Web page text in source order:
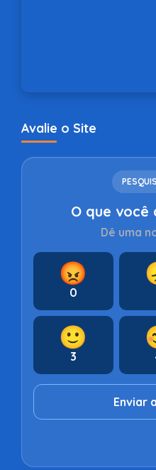
Avalie o Site
O que você
Dê uma
😡
0
🙂
3
Enviar